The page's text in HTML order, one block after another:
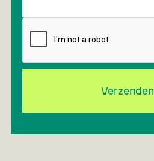
Verzenden